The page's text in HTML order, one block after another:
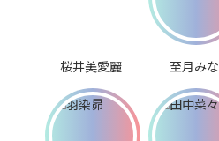
桜井美愛麗 至月みな